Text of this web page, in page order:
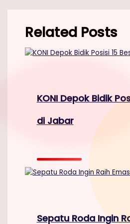
Related Posts
KONI Depok Bidik
di Jabar
Sepatu Roda Ingin